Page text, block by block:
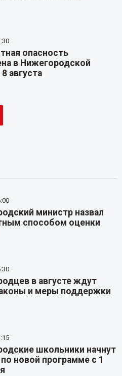
опасность
в Нижегородской
августа
министр назвал
способом оценки
в августе ждут
и меры поддержки
школьники начнут
новой программе с 1